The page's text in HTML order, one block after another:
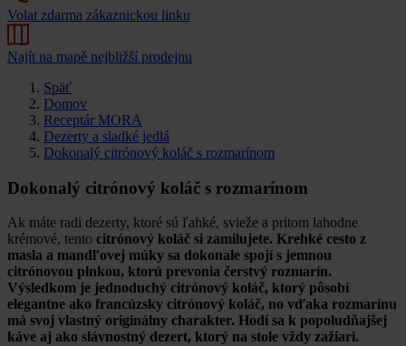
Volat zdarma zákaznickou linku
Najít na mapě nejbližší prodejnu
Späť
Domov
Receptár MORA
Dezerty a sladké jedlá
Dokonalý citrónový koláč s rozmarínom
Dokonalý citrónový koláč s rozmarínom
Ak máte radi dezerty, ktoré sú ľahké, svieže a pritom lahodne
krémové, tento citrónový koláč si zamilujete. Krehké cesto z
masla a mandľovej múky sa dokonale spojí s jemnou
citrónovou plnkou, ktorú prevonia čerstvý rozmarín.
Výsledkom je jednoduchý citrónový koláč, ktorý pôsobí
elegantne ako francúzsky citrónový koláč, no vďaka rozmarínu
má svoj vlastný originálny charakter. Hodí sa k popoludňajšej
káve aj ako slávnostný dezert, ktorý na stole vždy zažiari.